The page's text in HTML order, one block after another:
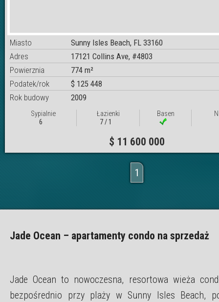
Miasto
Sunny Isles Beach, FL 33160
Adres
17121 Collins Ave, #4803
Powierznia
774 m²
Podatek/rok
$ 125 448
Rok budowy
2009
Sypialnie
6
Łazienki
7 / 1
Basen
$ 11 600 000
1
Jade Ocean – apartamenty condo na sprzedaż
Jade Ocean to nowoczesna, resortowa wieża
bezpośrednio przy plaży w Sunny Isles Beach,